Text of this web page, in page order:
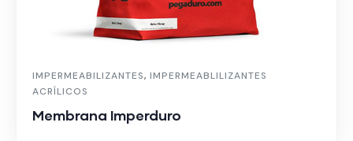
IMPERMEABILIZANTES, IMPERMEABLILIZANTES
ACRÍLICOS
Membrana Imperduro